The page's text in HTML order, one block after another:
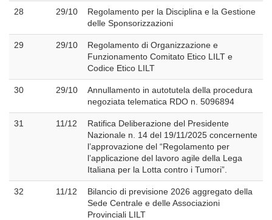
28 29/10
Regolamento per la Disciplina e la Gestione
delle Sponsorizzazioni
29 29/10
Regolamento di Organizzazione e
Funzionamento Comitato Etico LILT e
Codice Etico LILT
30 29/10
Annullamento in autotutela della procedura
negoziata telematica RDO n. 5096894
31 11/12
Ratifica Deliberazione del Presidente
Nazionale n. 14 del 19/11/2025 concernente
l’approvazione del “Regolamento per
l’applicazione del lavoro agile della Lega
Italiana per la Lotta contro i Tumori”.
32 11/12
Bilancio di previsione 2026 aggregato della
Sede Centrale e delle Associazioni
Provinciali LILT